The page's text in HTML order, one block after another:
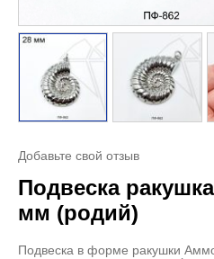
Добавьте свой отзыв
Подвеска
мм (родий)
Подвеска в форме ракушки